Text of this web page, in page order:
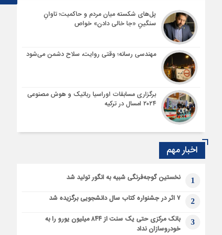
پل‌های شکسته میان مردم و حاکمیت؛ تاوانِ
سنگینِ «جا خالی دادن» خواص
مهندسی رسانه؛ وقتی روایت، سلاح دشمن می‌شود
برگزاری مسابقات اوراسیا رباتیک و هوش مصنوعی
۲۰۲۴ امسال در ترکیه
اخبار مهم
1 نخستین گوجه‌فرنگی شبیه به انگور تولید شد
2 ۷ اثر در جشنواره کتاب سال دانشجویی برگزیده شد
3
بانک مرکزی حتی یک سنت از ۸۴۴ میلیون یورو را به
خودروسازان نداد